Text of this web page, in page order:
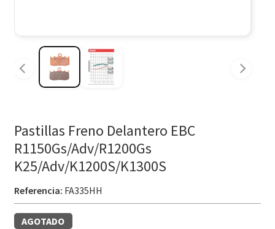
Pastillas Freno Delantero EBC
R1150Gs/Adv/R1200Gs
K25/Adv/K1200S/K1300S
Referencia: FA335HH
AGOTADO